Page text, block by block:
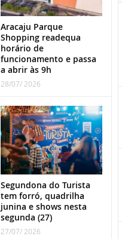
Aracaju Parque
Shopping readequa
horário de
funcionamento e passa
a abrir às 9h
28/07/ 2026
Segundona do Turista
tem forró, quadrilha
junina e shows nesta
segunda (27)
27/07/ 2026